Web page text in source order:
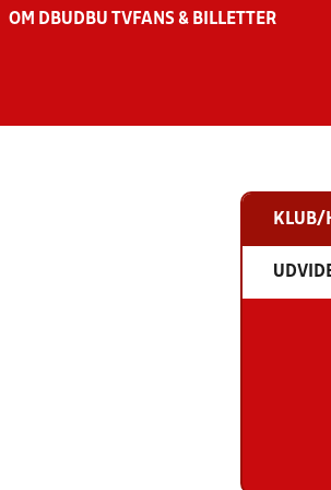
OM DBU DBU TV FANS & BILLETTER
KLUB/